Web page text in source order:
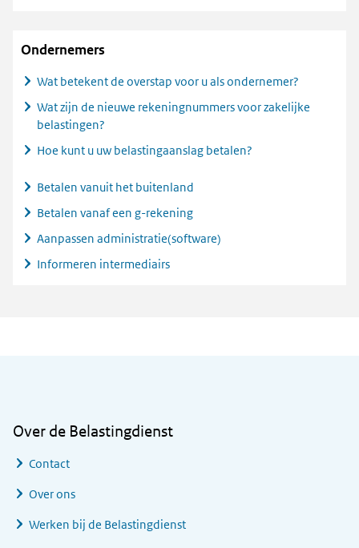
Ondernemers
Wat betekent de overstap voor u als ondernemer?
Wat zijn de nieuwe rekeningnummers voor zakelijke
belastingen?
Hoe kunt u uw belastingaanslag betalen?
Betalen vanuit het buitenland
Betalen vanaf een g-rekening
Aanpassen administratie(software)
Informeren intermediairs
Over de Belastingdienst
Contact
Over ons
Werken bij de Belastingdienst